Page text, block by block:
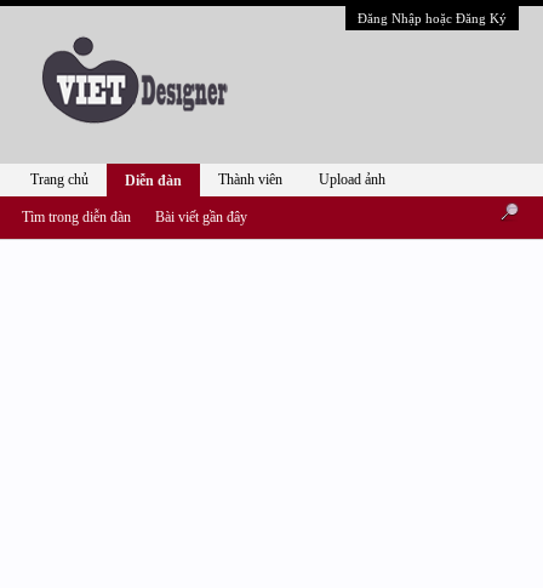
Đăng Nhập hoặc Đăng Ký
Trang chủ Diễn đàn
Tìm trong diễn đàn Bài viết gần đây
Thành viên Upload ảnh